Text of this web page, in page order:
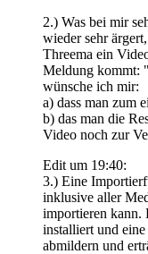
2.) Was bei mir
wieder sehr
Threema ein
Meldung kommt:
wünsche ich mir:
a) dass man zum
b) das man die
Video noch zur
Edit um 19:40:
3.) Eine
inklusive aller
importieren kann.
installiert und
abmildern und